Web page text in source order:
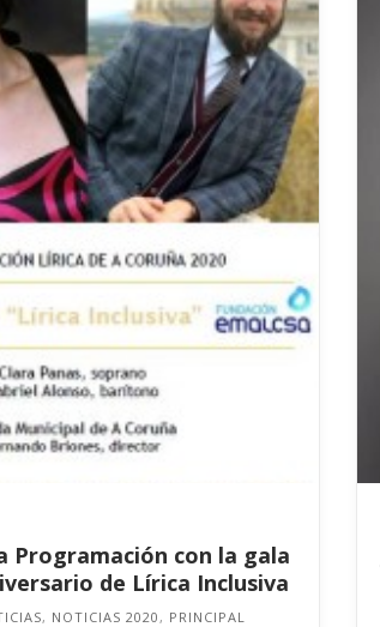
Programación con la gala
de Lírica Inclusiva
, NOTICIAS 2020, PRINCIPAL